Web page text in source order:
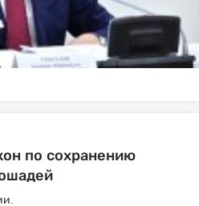
по сохранению